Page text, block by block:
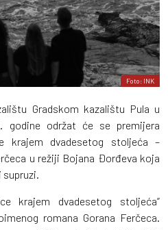
Foto: INK
Gradskom kazalištu Pula u
godine održat će se premijera
krajem dvadesetog stoljeća –
u režiji Bojana Đorđeva koja
supruzi.
krajem dvadesetog stoljeća”
romana Gorana Ferčeca.